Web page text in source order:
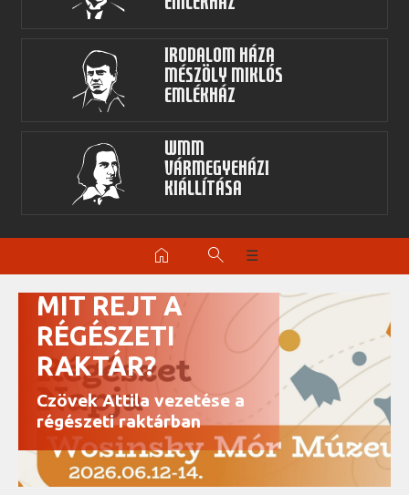
Emlékház
Irodalom Háza
Mészöly Miklós
Emlékház
WMM
Vármegyeházi
kiállítása
home search ☰
MIT REJT A
RÉGÉSZETI
RAKTÁR?
Czövek Attila vezetése a
régészeti raktárban